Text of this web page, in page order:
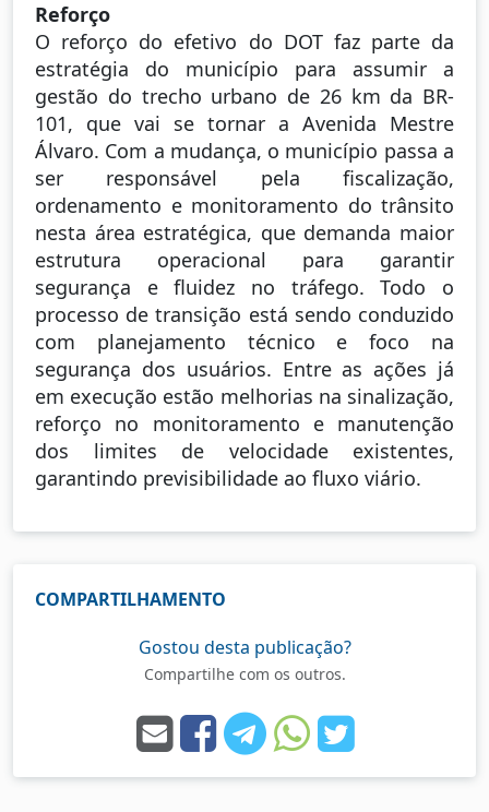
Reforço
O reforço do efetivo do DOT faz parte da
estratégia do município para assumir a
gestão do trecho urbano de 26 km da BR-
101, que vai se tornar a Avenida Mestre
Álvaro. Com a mudança, o município passa a
ser responsável pela fiscalização,
ordenamento e monitoramento do trânsito
nesta área estratégica, que demanda maior
estrutura operacional para garantir
segurança e fluidez no tráfego. Todo o
processo de transição está sendo conduzido
com planejamento técnico e foco na
segurança dos usuários. Entre as ações já
em execução estão melhorias na sinalização,
reforço no monitoramento e manutenção
dos limites de velocidade existentes,
garantindo previsibilidade ao fluxo viário.
COMPARTILHAMENTO
Gostou desta publicação?
Compartilhe com os outros.